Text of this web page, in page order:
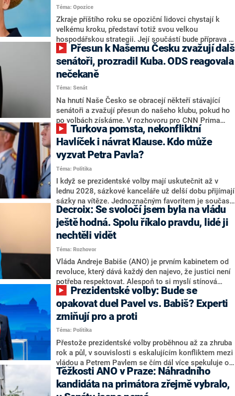
Téma: Opozice
Zkraje příštího roku se opoziční lidovci chystají k
velkému kroku, představí totiž svou velkou
hospodářskou strategii. Její součástí bude příprava na
stárnutí populace, řekl ve středu na setkání s novináři
nový předseda lidovců Jan Grolich. Ten zároveň v
senátních volbách kandiduje ve Vyškově. Popsal i
aktivitu opozice, o níž vládní strany nebo političtí
komentátoři mluví jako o slabé a v defenzivě. „Je to
úmorná práce upozorňovat na chyby vlády. Ministři s
námi navíc nechodí do debat. Chceme ale ukazovat
svoje témata,“ odpověděl Grolich na dotaz CNN Prima
NEWS.
senátoři, prozradil Kuba. ODS reagovala
nečekaně
Téma: Senát
Na hnutí Naše Česko se obracejí někteří stávající
senátoři a zvažují přesun do našeho klubu, pokud ho
po volbách získáme. V rozhovoru pro CNN Prima
NEWS to řekl zakladatel hnutí a jihočeský hejtman
Martin Kuba. Konkrétní nebyl, ale získat by takto mohl
například senátora Zdeňka Hrabu, který je dnes
součástí klubu ODS a TOP 09. Hraba to na dotaz
redakce nevyloučil. Předseda klubu senátorů ODS
Zdeněk Nytra redakci řekl, že počítá s odchodem
některých senátorů z klubu a že Naše Česko není
nepřítel, ale soupeř.
Havlíček i návrat Klause. Kdo může
vyzvat Petra Pavla?
Téma: Politika
I když se prezidentské volby mají uskutečnit až v
lednu 2028, sázkové kanceláře už delší dobu přijímají
sázky na vítěze. Jednoznačným favoritem je současná
hlava státu Petr Pavel. Daleko za ním pak bookmakeři
zmiňují dva výrazné politiky ANO, tedy premiéra
Andreje Babiše a ministra průmyslu Karla Havlíčka.
Oblíbeným tipem samotných sázkařů je poslanec za
Motoristy Filip Turek. Politolog Jan Kubáček nicméně
o případné kandidatuře kohokoliv ze zmíněné trojice
značně pochybuje. Podle něj současná koalice dosud
nemá osobu, která by Pavlovi mohla konkurovat.
Decroix: Se svoločí jsem byla na vládu
ještě hodná. Spolu říkalo pravdu, lidé ji
nechtěli vidět
Téma: Rozhovor
Vláda Andreje Babiše (ANO) je prvním kabinetem od
revoluce, který dává každý den najevo, že justici není
potřeba respektovat. Alespoň to si myslí stínová
ministryně spravedlnosti ODS Eva Decroix. V
rozhovoru pro CNN Prima NEWS si nebrala servítky
ohledně politického výkonu svého nástupce Jeronýma
Tejce (za ANO) či vládní zmocněnkyně pro lidská
práva Taťány Malé (ANO). Označením „svoloč“ na
adresu vlády prý byla ještě hodná. Decroix se také
vrátila k volební porážce koalice Spolu či promluvila o
hnutí Naše Česko Martina Kuby.
opakovat duel Pavel vs. Babiš? Experti
zmiňují pro a proti
Téma: Politika
Přestože prezidentské volby proběhnou až za zhruba
rok a půl, v souvislosti s eskalujícím konfliktem mezi
vládou a Petrem Pavlem se čím dál více spekuluje o
tom, koho by do bitvy o Hrad mohla vyslat současná
koalice. Někteří političtí komentátoři znovu vytahují
jméno premiéra Andreje Babiše (ANO). Jak moc je
Těžkosti ANO v Praze: Náhradního
kandidáta na primátora zřejmě vybralo,